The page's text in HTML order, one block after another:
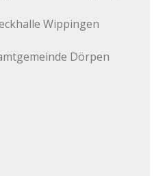
Wippingen
Dörpen